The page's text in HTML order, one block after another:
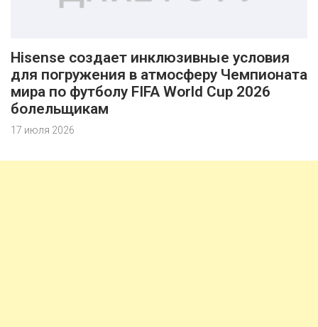
Hisense создает инклюзивные условия
для погружения в атмосферу Чемпионата
мира по футболу FIFA World Cup 2026
болельщикам
17 июля 2026